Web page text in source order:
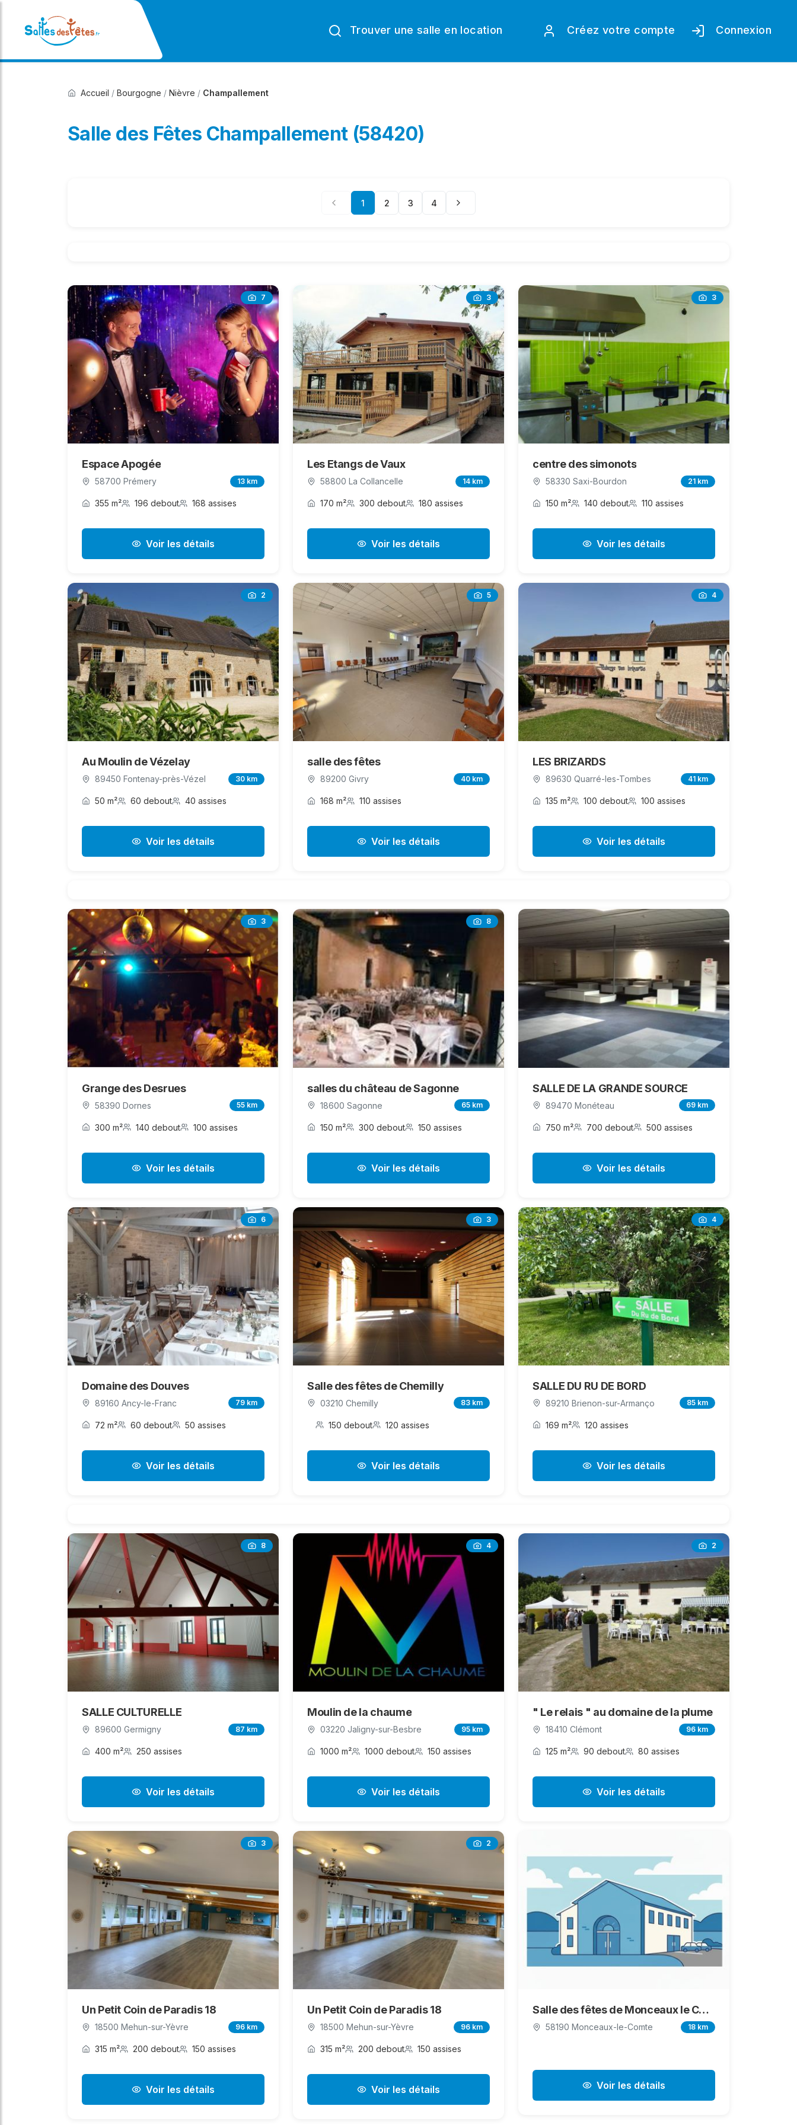
Trouver une salle en location Créez votre compte Connexion
Accueil / Bourgogne / Nièvre / Champallement
Salle des Fêtes Champallement (58420)
1 2 3 4
7
Espace Apogée
58700 Prémery 13 km
355 m² 196 debout 168 assises
Voir les détails
3
Les Etangs de Vaux
58800 La Collancelle 14 km
170 m² 300 debout 180 assises
Voir les détails
3
centre des simonots
58330 Saxi-Bourdon 21 km
150 m² 140 debout 110 assises
Voir les détails
2
Au Moulin de Vézelay
89450 Fontenay-près-Vézel 30 km
50 m² 60 debout 40 assises
Voir les détails
5
salle des fêtes
89200 Givry 40 km
168 m² 110 assises
Voir les détails
4
LES BRIZARDS
89630 Quarré-les-Tombes 41 km
135 m² 100 debout 100 assises
Voir les détails
3
Grange des Desrues
58390 Dornes 55 km
300 m² 140 debout 100 assises
Voir les détails
8
salles du château de Sagonne
18600 Sagonne 65 km
150 m² 300 debout 150 assises
Voir les détails
SALLE DE LA GRANDE SOURCE
89470 Monéteau 69 km
750 m² 700 debout 500 assises
Voir les détails
6
Domaine des Douves
89160 Ancy-le-Franc 79 km
72 m² 60 debout 50 assises
Voir les détails
3
Salle des fêtes de Chemilly
03210 Chemilly 83 km
150 debout 120 assises
Voir les détails
4
SALLE DU RU DE BORD
89210 Brienon-sur-Armanço 85 km
169 m² 120 assises
Voir les détails
8
SALLE CULTURELLE
89600 Germigny 87 km
400 m² 250 assises
Voir les détails
4
Moulin de la chaume
03220 Jaligny-sur-Besbre 95 km
1000 m² 1000 debout 150 assises
Voir les détails
2
" Le relais " au domaine de la plume
18410 Clémont 96 km
125 m² 90 debout 80 assises
Voir les détails
3
Un Petit Coin de Paradis 18
18500 Mehun-sur-Yèvre 96 km
315 m² 200 debout 150 assises
Voir les détails
2
Un Petit Coin de Paradis 18
18500 Mehun-sur-Yèvre 96 km
315 m² 200 debout 150 assises
Voir les détails
Salle des fêtes de Monceaux le Comte
58190 Monceaux-le-Comte 18 km
Voir les détails